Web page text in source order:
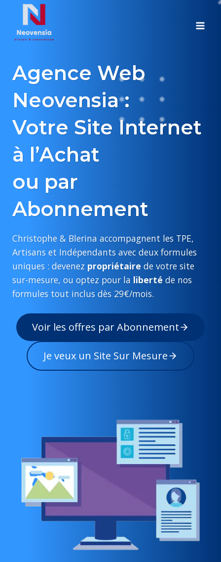
contenu
Agence Web
Neovensia :
Votre Site Internet
à l’Achat
ou par
Abonnement
Christophe & Blerina accompagnent les TPE,
Artisans et Indépendants avec deux formules
uniques : devenez propriétaire de votre site
sur-mesure, ou optez pour la liberté de nos
formules tout inclus dès 29€/mois.
Voir les offres par Abonnement
Je veux un Site Sur Mesure